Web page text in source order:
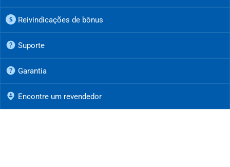
Reivindicações de bônus
Suporte
Garantia
Encontre um revendedor